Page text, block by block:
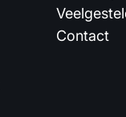
Contact